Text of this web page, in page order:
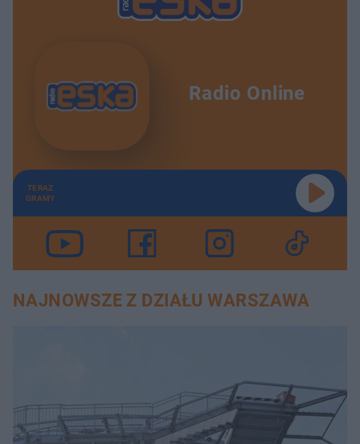
Radio Online
TERAZ
GRAMY
NAJNOWSZE Z DZIAŁU WARSZAWA